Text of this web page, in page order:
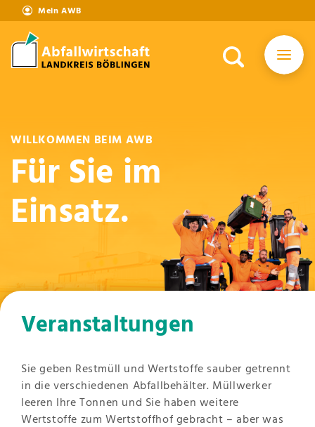
Mein AWB
WILLKOMMEN BEIM AWB
Für Sie im
Einsatz.
Veranstaltungen
Sie geben Restmüll und Wertstoffe sauber getrennt
in die verschiedenen Abfallbehälter. Müllwerker
leeren Ihre Tonnen und Sie haben weitere
Wertstoffe zum Wertstoffhof gebracht – aber was